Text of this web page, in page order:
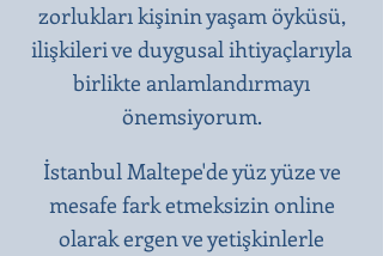
zorlukları kişinin yaşam öyküsü,
ilişkileri ve duygusal ihtiyaçlarıyla
birlikte anlamlandırmayı
önemsiyorum.
İstanbul Maltepe'de yüz yüze ve
mesafe fark etmeksizin online
olarak ergen ve yetişkinlerle